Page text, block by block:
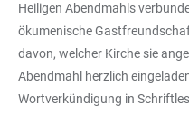
Heiligen Abendmahls
ökumenische
davon, welcher Kirche sie
Abendmahl herzlich
Wortverkündigung in